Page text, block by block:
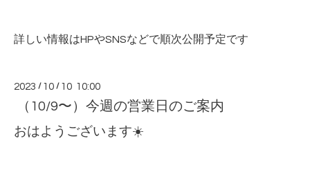
詳しい情報はHPやSNSなどで順次公開予定です
2023 / 10 / 10 10:00
（10/9〜）今週の営業日のご案内
おはようございます☀️